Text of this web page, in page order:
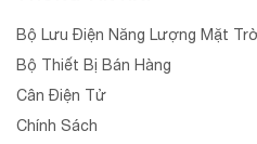
Bộ Lưu Điện Năng Lượng Mặt
Bộ Thiết Bị Bán Hàng
Cân Điện Tử
Chính Sách